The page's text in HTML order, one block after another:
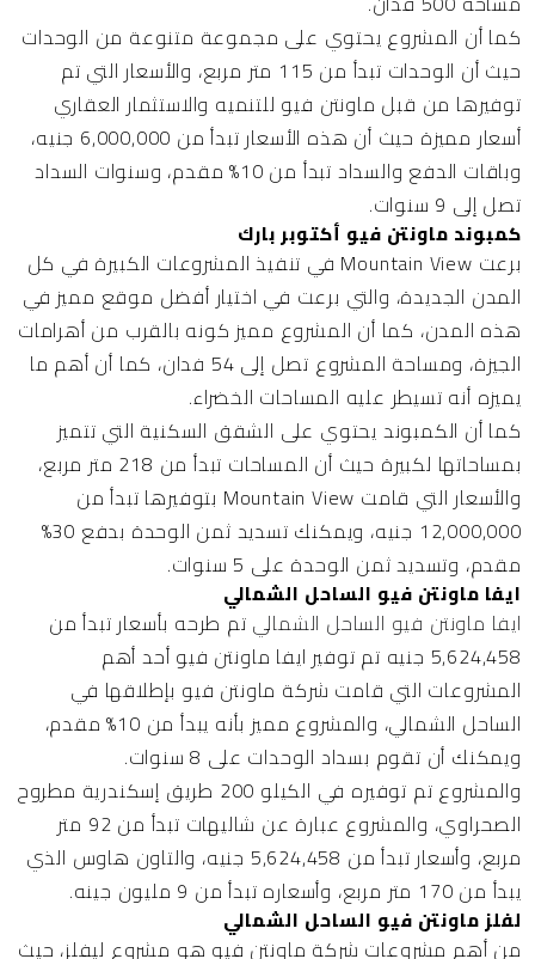
كما أن المشروع يحتوي على مجموعة متنوعة من الوحدات
حيث أن الوحدات تبدأ من 115 متر مربع، والأسعار التي تم
توفيرها من قبل ماونتن فيو للتنميه والاستثمار العقاري
أسعار مميزة حيث أن هذه الأسعار تبدأ من 6,000,000 جنيه،
وباقات الدفع والسداد تبدأ من 10% مقدم، وسنوات السداد
تصل إلى 9 سنوات.
كمبوند ماونتن فيو أكتوبر بارك
برعت Mountain View في تنفيذ المشروعات الكبيرة في كل
المدن الجديدة، والتي برعت في اختيار أفضل موقع مميز في
هذه المدن، كما أن المشروع مميز كونه بالقرب من أهرامات
الجيزة، ومساحة المشروع تصل إلى 54 فدان، كما أن أهم ما
يميزه أنه تسيطر عليه المساحات الخضراء.
كما أن الكمبوند يحتوي على الشقق السكنية التي تتميز
بمساحاتها لكبيرة حيث أن المساحات تبدأ من 218 متر مربع،
والأسعار التي قامت Mountain View بتوفيرها تبدأ من
12,000,000 جنيه، ويمكنك تسديد ثمن الوحدة بدفع 30%
مقدم، وتسديد ثمن الوحدة على 5 سنوات.
ايفا ماونتن فيو الساحل الشمالي
ايفا ماونتن فيو الساحل الشمالي تم طرحه بأسعار تبدأ من
5,624,458 جنيه تم توفير ايفا ماونتن فيو أحد أهم
المشروعات التي قامت شركة ماونتن فيو بإطلاقها في
الساحل الشمالي، والمشروع مميز بأنه يبدأ من 10% مقدم،
ويمكنك أن تقوم بسداد الوحدات على 8 سنوات.
والمشروع تم توفيره في الكيلو 200 طريق إسكندرية مطروح
الصحراوي، والمشروع عبارة عن شاليهات تبدأ من 92 متر
مربع، وأسعار تبدأ من 5,624,458 جنيه، والتاون هاوس الذي
يبدأ من 170 متر مربع، وأسعاره تبدأ من 9 مليون جينه.
لفلز ماونتن فيو الساحل الشمالي
من أهم مشروعات شركة ماونتن فيو هو مشروع ليفلز، حيث